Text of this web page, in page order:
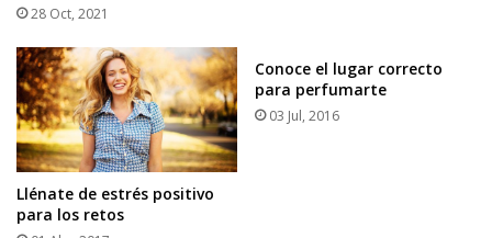
28 Oct, 2021
Llénate de estrés positivo
para los retos
Conoce el lugar correcto
para perfumarte
03 Jul, 2016